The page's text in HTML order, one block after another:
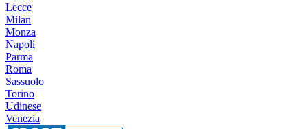
Lecce
Milan
Monza
Napoli
Parma
Roma
Sassuolo
Torino
Udinese
Venezia